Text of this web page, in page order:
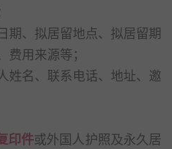
期、拟居留地点、拟居留期
用来源等；
姓名、联系电话、地址、邀
印件或外国人护照及永久居